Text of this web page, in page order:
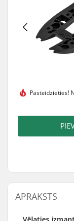
Pasteidzieties!
APRAKSTS